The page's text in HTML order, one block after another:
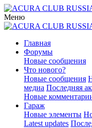
Меню
Главная
Форумы
Новые сообщения
Что нового?
Новые сообщения
медиа Последняя
Новые
Гараж
Новые элементы
Latest updates